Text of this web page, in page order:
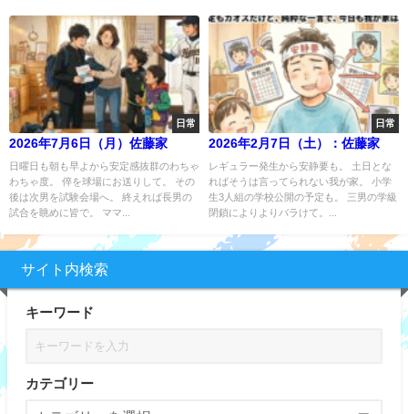
日常
2026年7月6日（月）佐藤家
日曜日も朝も早よから安定感抜群のわちゃ
わちゃ度。 倅を球場にお送りして。 その
後は次男を試験会場へ。 終えれば長男の
試合を眺めに皆で。 ママ...
日常
2026年2月7日（土）：佐藤家
レギュラー発生から安静要も。 土日とな
ればそうは言ってられない我が家。 小学
生3人組の学校公開の予定も。 三男の学級
閉鎖によりよりバラけて。...
サイト内検索
キーワード
カテゴリー